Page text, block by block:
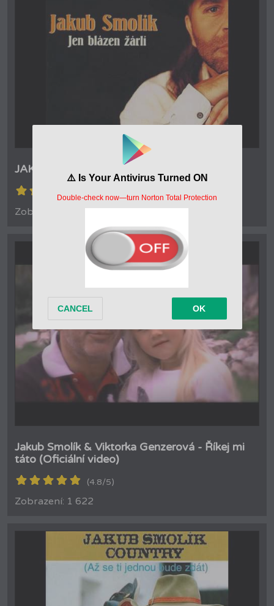
JAKUB SMOLÍK - MADONY
(4.2/5)
Zobrazení: 1 814
Jakub Smolík & Viktorka Genzerová - Říkej mi
táto (Oficiální video)
(4.8/5)
Zobrazení: 1 622